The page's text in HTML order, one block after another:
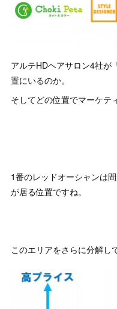
アルテHDヘアサロン4社が
置にいるのか。
そしてどの位置でマーケテ
1番のレッドオーシャンは
が居る位置ですね。
このエリアをさらに分解し